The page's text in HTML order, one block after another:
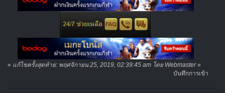
« แก้ไขครั้งสุดท้าย: พฤศจิกายน 25, 2019, 02:39:45 am โดย Webmaster»
บันทึกการเข้า